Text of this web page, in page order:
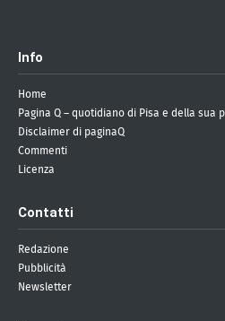
Info
Home
Pagina Q – quotidiano di Pisa e della sua
Disclaimer di paginaQ
Commenti
Licenza
Contatti
Redazione
Pubblicità
Newsletter